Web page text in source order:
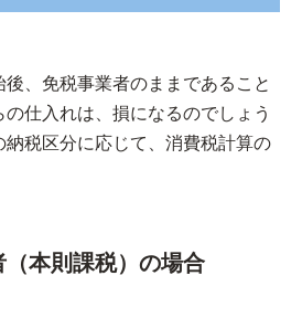
、免税事業者のままであること
仕入れは、損になるのでしょう
税区分に応じて、消費税計算の
本則課税）の場合